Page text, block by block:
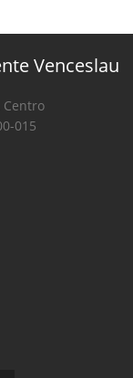
Venceslau
Centro
015